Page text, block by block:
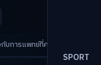
SPORT
วรรู้/ดอกเบี้ยขาขึ้นรอบใหม่! จัด